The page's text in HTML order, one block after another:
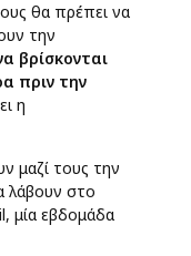
θα πρέπει να
την
βρίσκονται
πριν την
η
μαζί τους την
λάβουν στο
μία εβδομάδα